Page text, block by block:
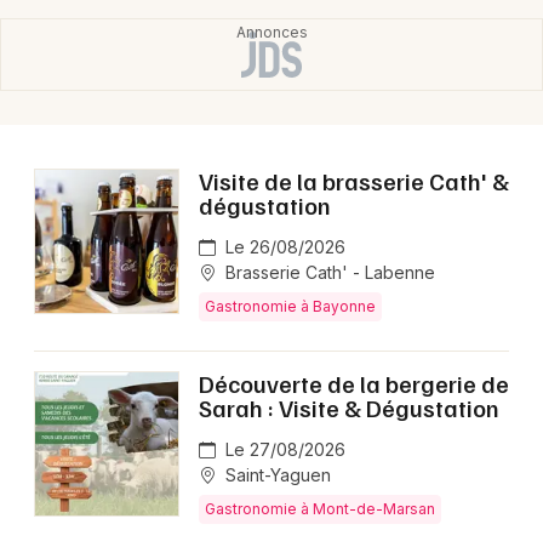
Visite de la brasserie Cath' &
dégustation
Le 26/08/2026
Brasserie Cath' - Labenne
Gastronomie à Bayonne
Découverte de la bergerie de
Sarah : Visite & Dégustation
Le 27/08/2026
Saint-Yaguen
Gastronomie à Mont-de-Marsan